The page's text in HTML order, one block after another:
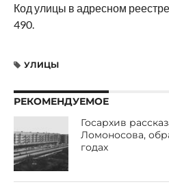
Код улицы в адресном
490.
УЛИЦЫ
РЕКОМЕНДУЕМОЕ
Госархив
Ломоносова,
годах